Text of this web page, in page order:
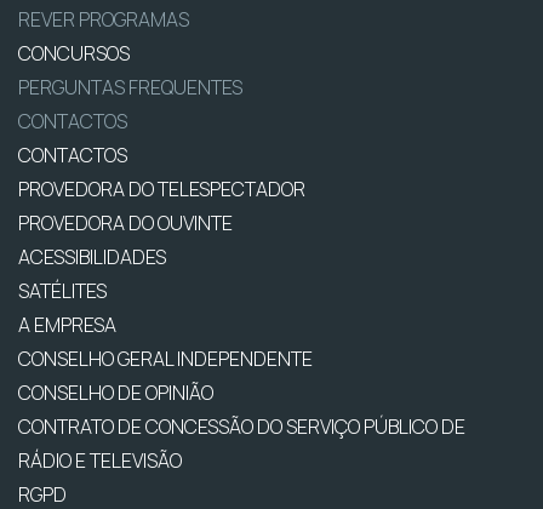
REVER PROGRAMAS
CONCURSOS
PERGUNTAS FREQUENTES
CONTACTOS
CONTACTOS
PROVEDORA DO TELESPECTADOR
PROVEDORA DO OUVINTE
ACESSIBILIDADES
SATÉLITES
A EMPRESA
CONSELHO GERAL INDEPENDENTE
CONSELHO DE OPINIÃO
CONTRATO DE CONCESSÃO DO SERVIÇO PÚBLICO DE
RÁDIO E TELEVISÃO
RGPD